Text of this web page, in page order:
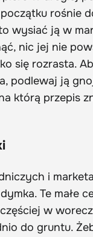
początku rośnie
wysiać ją w
nic jej nie
się rozrasta.
podlewaj ją
którą przepis
i
Te małe
w
do gruntu.